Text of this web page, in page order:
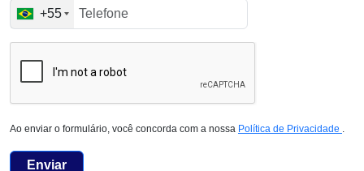
+55
Ao enviar o formulário, você concorda com a nossa Política de Privacidade
Enviar